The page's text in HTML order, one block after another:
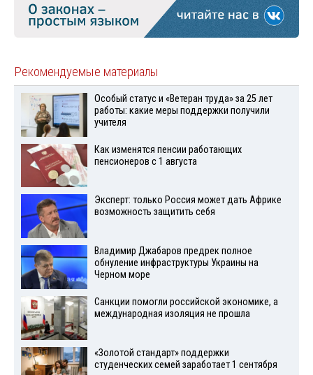
Рекомендуемые материалы
Особый статус и «Ветеран труда» за 25 лет
работы: какие меры поддержки получили
учителя
Как изменятся пенсии работающих
пенсионеров с 1 августа
Эксперт: только Россия может дать Африке
возможность защитить себя
Владимир Джабаров предрек полное
обнуление инфраструктуры Украины на
Черном море
Санкции помогли российской экономике, а
международная изоляция не прошла
«Золотой стандарт» поддержки
студенческих семей заработает 1 сентября